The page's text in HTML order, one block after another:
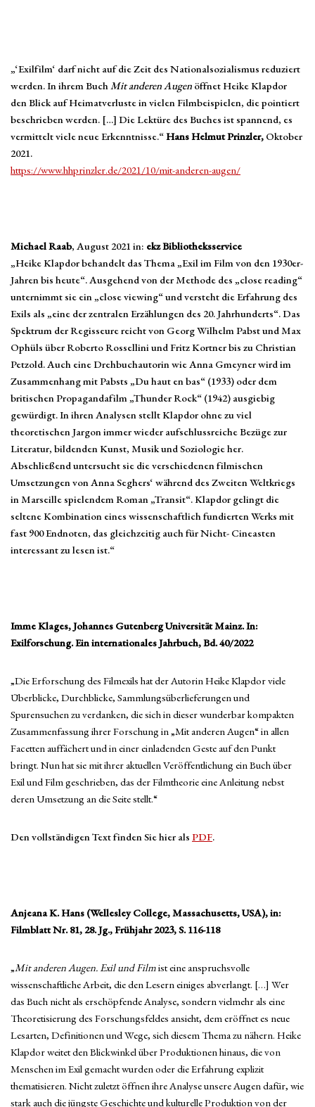
„‘Exilfilm‘ darf nicht auf die Zeit des Nationalsozialismus reduziert
werden. In ihrem BuchMit anderen Augen öffnet Heike Klapdor
den Blick auf Heimatverluste in vielen Filmbeispielen, die pointiert
beschrieben werden. […] Die Lektüre des Buches ist spannend, es
vermittelt viele neue Erkenntnisse.“Hans Helmut Prinzler, Oktober
2021.
https://www.hhprinzler.de/2021/10/mit-anderen-augen/
Michael Raab, August 2021 in: ekz Bibliotheksservice
„Heike Klapdor behandelt das Thema „Exil im Film von den 1930er-
Jahren bis heute“. Ausgehend von der Methode des „close reading“
unternimmt sie ein „close viewing“ und versteht die Erfahrung des
Exils als „eine der zentralen Erzählungen des 20. Jahrhunderts“. Das
Spektrum der Regisseure reicht von Georg Wilhelm Pabst und Max
Ophüls über Roberto Rossellini und Fritz Kortner bis zu Christian
Petzold. Auch eine Drehbuchautorin wie Anna Gmeyner wird im
Zusammenhang mit Pabsts „Du haut en bas“ (1933) oder dem
britischen Propagandafilm „Thunder Rock“ (1942) ausgiebig
gewürdigt. In ihren Analysen stellt Klapdor ohne zu viel
theoretischen Jargon immer wieder aufschlussreiche Bezüge zur
Literatur, bildenden Kunst, Musik und Soziologie her.
Abschließend untersucht sie die verschiedenen filmischen
Umsetzungen von Anna Seghers‘ während des Zweiten Weltkriegs
in Marseille spielendem Roman „Transit“. Klapdor gelingt die
seltene Kombination eines wissenschaftlich fundierten Werks mit
fast 900 Endnoten, das gleichzeitig auch für Nicht- Cineasten
interessant zu lesen ist.“
Imme Klages, Johannes Gutenberg Universität Mainz. In:
Exilforschung. Ein internationales Jahrbuch, Bd. 40/2022
„Die Erforschung des Filmexils hat der Autorin Heike Klapdor viele
Überblicke, Durchblicke, Sammlungsüberlieferungen und
Spurensuchen zu verdanken, die sich in dieser wunderbar kompakten
Zusammenfassung ihrer Forschung in „Mit anderen Augen“ in allen
Facetten auffächert und in einer einladenden Geste auf den Punkt
bringt. Nun hat sie mit ihrer aktuellen Veröffentlichung ein Buch über
Exil und Film geschrieben, das der Filmtheorie eine Anleitung nebst
deren Umsetzung an die Seite stellt.“
Den vollständigen Text finden Sie hier als PDF.
Anjeana K. Hans (Wellesley College, Massachusetts, USA), in:
Filmblatt Nr. 81, 28. Jg., Frühjahr 2023, S. 116-118
„Mit anderen Augen. Exil und Filmist eine anspruchsvolle
wissenschaftliche Arbeit, die den Lesern einiges abverlangt. […] Wer
das Buch nicht als erschöpfende Analyse, sondern vielmehr als eine
Theoretisierung des Forschungsfeldes ansieht, dem eröffnet es neue
Lesarten, Definitionen und Wege, sich diesem Thema zu nähern. Heike
Klapdor weitet den Blickwinkel über Produktionen hinaus, die von
Menschen im Exil gemacht wurden oder die Erfahrung explizit
thematisieren. Nicht zuletzt öffnen ihre Analyse unsere Augen dafür, wie
stark auch die jüngste Geschichte und kulturelle Produktion von der